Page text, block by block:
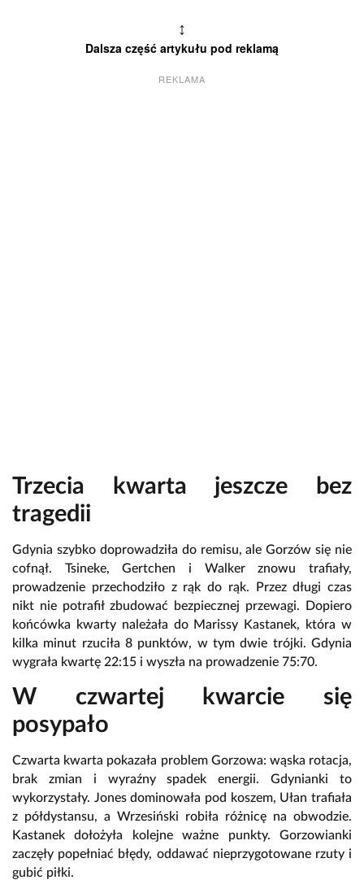
↕
Dalsza część artykułu pod reklamą
REKLAMA
Trzecia kwarta jeszcze bez
tragedii
Gdynia szybko doprowadziła do remisu, ale Gorzów się nie
cofnął. Tsineke, Gertchen i Walker znowu trafiały,
prowadzenie przechodziło z rąk do rąk. Przez długi czas
nikt nie potrafił zbudować bezpiecznej przewagi. Dopiero
końcówka kwarty należała do Marissy Kastanek, która w
kilka minut rzuciła 8 punktów, w tym dwie trójki. Gdynia
wygrała kwartę 22:15 i wyszła na prowadzenie 75:70.
W czwartej kwarcie się
posypało
Czwarta kwarta pokazała problem Gorzowa: wąska rotacja,
brak zmian i wyraźny spadek energii. Gdynianki to
wykorzystały. Jones dominowała pod koszem, Ułan trafiała
z półdystansu, a Wrzesiński robiła różnicę na obwodzie.
Kastanek dołożyła kolejne ważne punkty. Gorzowianki
zaczęły popełniać błędy, oddawać nieprzygotowane rzuty i
gubić piłki.